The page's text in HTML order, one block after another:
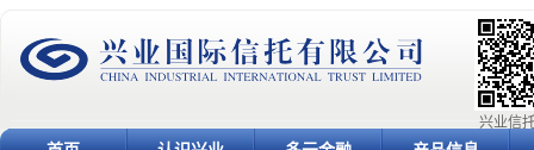
兴业信